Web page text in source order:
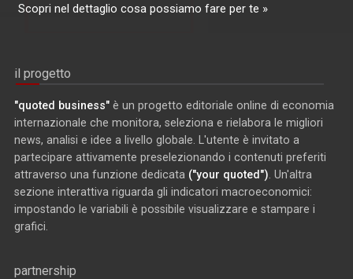
Scopri nel dettaglio cosa possiamo fare per te »
il progetto
"quoted business" è un progetto editoriale online di economia
internazionale che monitora, seleziona e rielabora le migliori
news, analisi e idee a livello globale. L'utente è invitato a
partecipare attivamente preselezionando i contenuti preferiti
attraverso una funzione dedicata ("your quoted") . Un'altra
sezione interattiva riguarda gli indicatori macroeconomici:
impostando le variabili è possibile visualizzare e stampare i
grafici.
partnership